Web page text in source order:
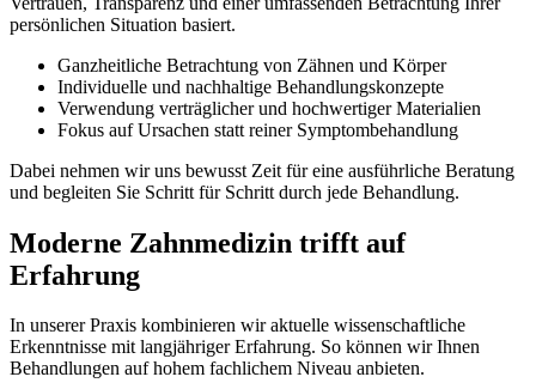
persönlichen Situation basiert.
Ganzheitliche Betrachtung von Zähnen und Körper
Individuelle und nachhaltige Behandlungskonzepte
Verwendung verträglicher und hochwertiger Materialien
Fokus auf Ursachen statt reiner Symptombehandlung
Dabei nehmen wir uns bewusst Zeit für eine ausführliche Beratung
und begleiten Sie Schritt für Schritt durch jede Behandlung.
Moderne Zahnmedizin trifft auf
Erfahrung
In unserer Praxis kombinieren wir aktuelle wissenschaftliche
Erkenntnisse mit langjähriger Erfahrung. So können wir Ihnen
Behandlungen auf hohem fachlichem Niveau anbieten.